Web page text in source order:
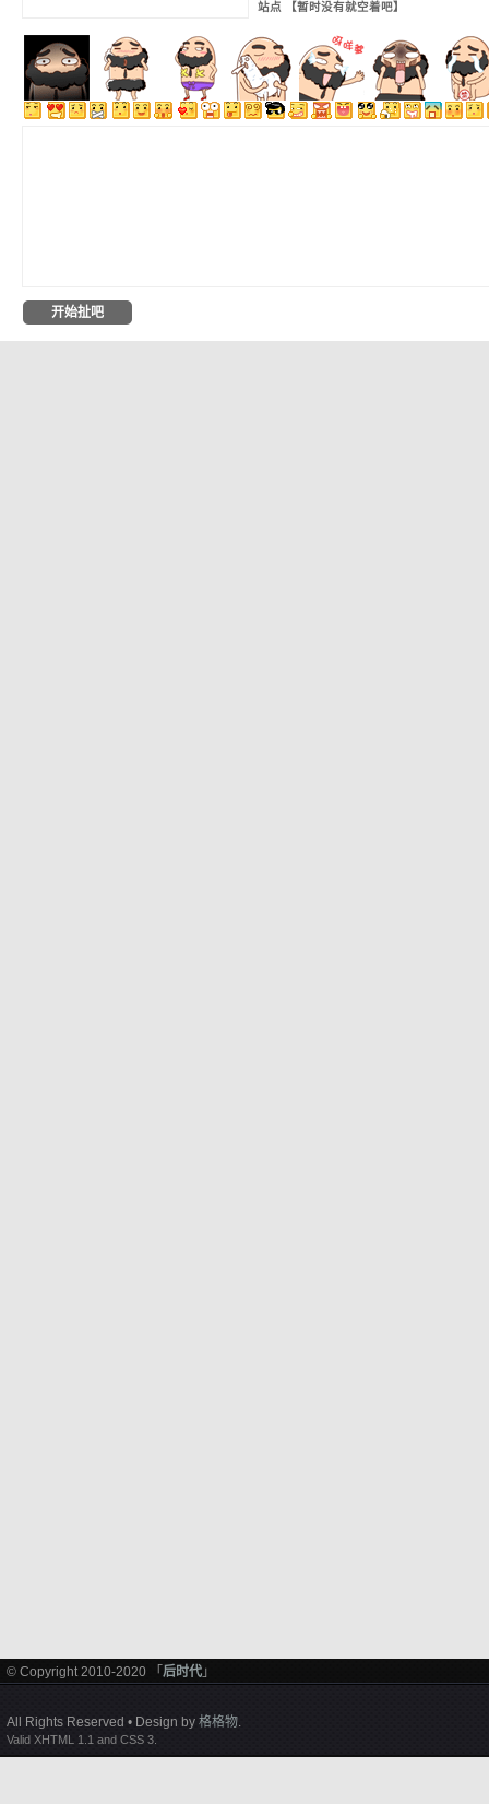
站点 【暂时没有就空着吧】
© Copyright 2010-2020 「 后时代 」
All Rights Reserved • Design by 格格物.
Valid XHTML 1.1 and CSS 3.